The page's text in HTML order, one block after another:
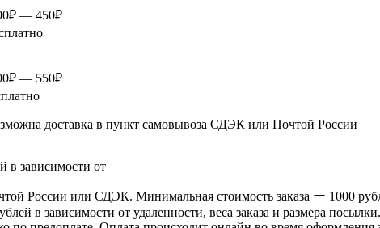
— 450₽
— 550₽
доставка в пункт самовывоза СДЭК или Почтой России
в зависимости от
России или СДЭК. Минимальная стоимость заказа ー 1000
в зависимости от удаленности, веса заказа и размера